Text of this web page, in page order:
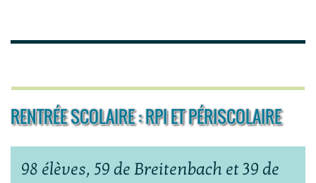
RENTRÉE SCOLAIRE : RPI ET PÉRISCOLAIRE
98 élèves, 59 de Breitenbach et 39 de